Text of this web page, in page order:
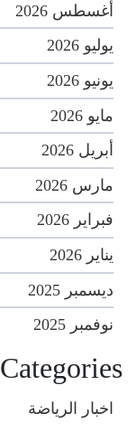
أغسطس 2026
يوليو 2026
يونيو 2026
مايو 2026
أبريل 2026
مارس 2026
فبراير 2026
يناير 2026
ديسمبر 2025
نوفمبر 2025
Categories
اخبار الرياضة